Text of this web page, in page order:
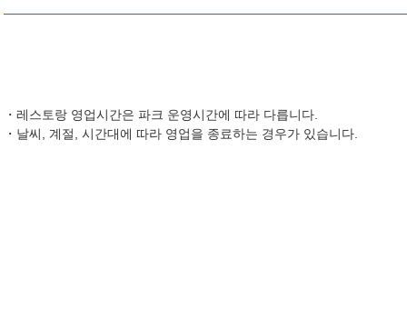
레스토랑 영업시간은 파크 운영시간에 따라 다릅니다.
날씨, 계절, 시간대에 따라 영업을 종료하는 경우가 있습니다.